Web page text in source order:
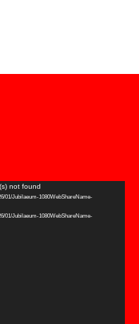
not found
01/Jubilaeum-1080WebShareName-
01/Jubilaeum-1080WebShareName-